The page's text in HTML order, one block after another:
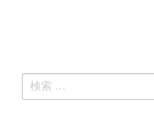
検
索: